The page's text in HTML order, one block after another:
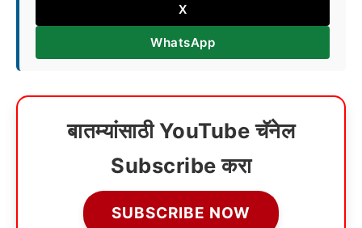
X
WhatsApp
बातम्यांसाठी YouTube चॅनेल
Subscribe करा
SUBSCRIBE NOW